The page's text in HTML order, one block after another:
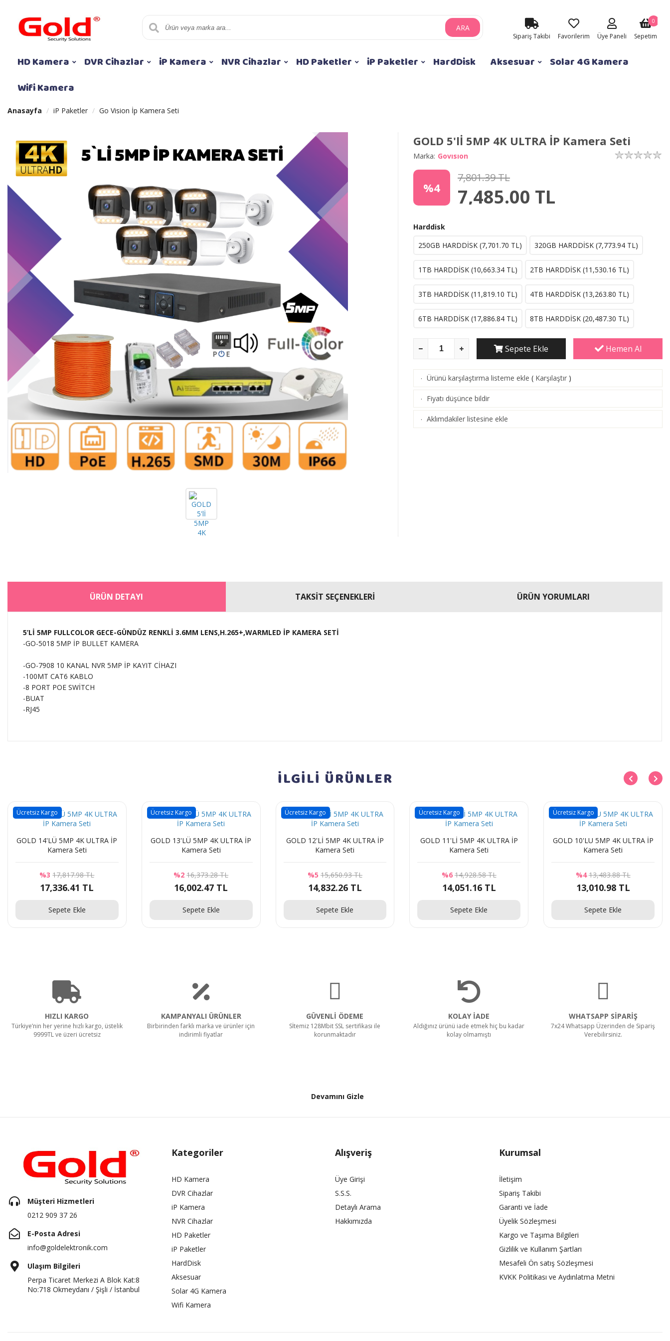
ARA
Sipariş Takibi Favorilerim Üye Paneli Sepetim
0
HD Kamera DVR Cihazlar iP Kamera NVR Cihazlar HD Paketler iP Paketler HardDisk Aksesuar
Solar 4G Kamera
Wifi Kamera
Anasayfa iP Paketler Go Vision İp Kamera Seti
GOLD 5'lİ 5MP 4K ULTRA İP Kamera Seti
Marka: Govısıon
%4
7,801.39 TL
7,485.00 TL
Harddisk
250GB HARDDİSK (7,701.70 TL) 320GB HARDDİSK (7,773.94 TL)
1TB HARDDİSK (10,663.34 TL) 2TB HARDDİSK (11,530.16 TL)
3TB HARDDİSK (11,819.10 TL) 4TB HARDDİSK (13,263.80 TL)
6TB HARDDİSK (17,886.84 TL) 8TB HARDDİSK (20,487.30 TL)
Sepete Ekle Hemen Al
· Ürünü karşılaştırma listeme ekle ( Karşılaştır )
· Fiyatı düşünce bildir
· Aklımdakiler listesine ekle
ÜRÜN DETAYI TAKSİT SEÇENEKLERİ ÜRÜN YORUMLARI
5’Lİ 5MP FULLCOLOR GECE-GÜNDÜZ RENKLİ 3.6MM LENS,H.265+,WARMLED İP KAMERA SETİ
-GO-5018 5MP İP BULLET KAMERA
-GO-7908 10 KANAL NVR 5MP İP KAYIT CİHAZI
-100MT CAT6 KABLO
-8 PORT POE SWİTCH
-BUAT
-RJ45
İLGİLİ ÜRÜNLER
GOLD 14'LÜ 5MP 4K ULTRA İP
Kamera Seti
%3 17,817.98 TL
17,336.41 TL
Ücretsiz Kargo
Sepete Ekle
GOLD 13'LÜ 5MP 4K ULTRA İP
Kamera Seti
%2 16,373.28 TL
16,002.47 TL
Ücretsiz Kargo
Sepete Ekle
GOLD 12'Lİ 5MP 4K ULTRA İP
Kamera Seti
%5 15,650.93 TL
14,832.26 TL
Ücretsiz Kargo
Sepete Ekle
GOLD 11'Lİ 5MP 4K ULTRA İP
Kamera Seti
%6 14,928.58 TL
14,051.16 TL
Ücretsiz Kargo
Sepete Ekle
GOLD 10'LU 5MP 4K ULTRA İP
Kamera Seti
%4 13,483.88 TL
13,010.98 TL
Ücretsiz Kargo
Sepete Ekle
HIZLI KARGO
Türkiye’nin her yerine hızlı kargo, üstelik
9999TL ve üzeri ücretsiz
KAMPANYALI ÜRÜNLER
Birbirinden farklı marka ve ürünler için
indirimli fiyatlar
GÜVENLİ ÖDEME
Sİtemiz 128Mbit SSL sertifikası ile
korunmaktadır
KOLAY İADE
Aldığınız ürünü iade etmek hiç bu kadar
kolay olmamıştı
WHATSAPP SİPARİŞ
7x24 Whatsapp Üzerinden de Sipariş
Verebilirsiniz.
Devamını Gizle
Müşteri Hizmetleri
0212 909 37 26
E-Posta Adresi
info@goldelektronik.com
Ulaşım Bilgileri
Perpa Ticaret Merkezi A Blok Kat:8
No:718 Okmeydanı / Şişli / İstanbul
Kategoriler
HD Kamera
DVR Cihazlar
iP Kamera
NVR Cihazlar
HD Paketler
iP Paketler
HardDisk
Aksesuar
Solar 4G Kamera
Wifi Kamera
Alışveriş
Üye Girişi
S.S.S.
Detaylı Arama
Hakkımızda
Kurumsal
İletişim
Sipariş Takibi
Garanti ve İade
Üyelik Sözleşmesi
Kargo ve Taşıma Bilgileri
Gizlilik ve Kullanım Şartları
Mesafeli Ön satış Sözleşmesi
KVKK Politikası ve Aydınlatma Metni